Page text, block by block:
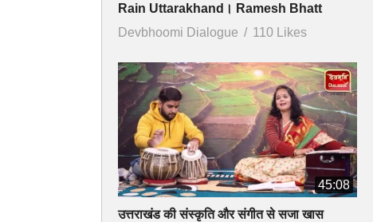
Rain Uttarakhand। Ramesh Bhatt
Devbhoomi Dialogue
110 Likes
45:08
उत्तराखंड की संस्कृति और संगीत से सजा खास